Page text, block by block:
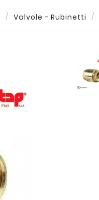
Valvole - Rubinetti